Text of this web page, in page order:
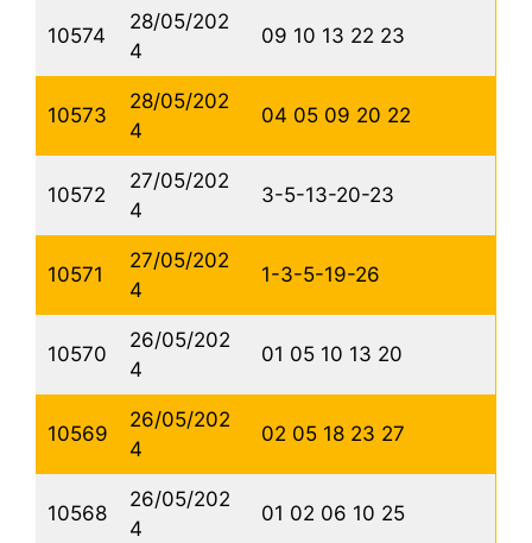
10574
28/05/202
4
09 10 13 22 23
10573
28/05/202
4
04 05 09 20 22
10572
27/05/202
4
3-5-13-20-23
10571
27/05/202
4
1-3-5-19-26
10570
26/05/202
4
01 05 10 13 20
10569
26/05/202
4
02 05 18 23 27
10568
26/05/202
4
01 02 06 10 25